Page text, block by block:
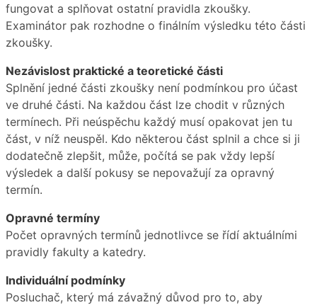
fungovat a splňovat ostatní pravidla zkoušky.
Examinátor pak rozhodne o finálním výsledku této části
zkoušky.
Nezávislost praktické a teoretické části
Splnění jedné části zkoušky není podmínkou pro účast
ve druhé části. Na každou část lze chodit v různých
termínech. Při neúspěchu každý musí opakovat jen tu
část, v níž neuspěl. Kdo některou část splnil a chce si ji
dodatečně zlepšit, může, počítá se pak vždy lepší
výsledek a další pokusy se nepovažují za opravný
termín.
Opravné termíny
Počet opravných termínů jednotlivce se řídí aktuálními
pravidly fakulty a katedry.
Individuální podmínky
Posluchač, který má závažný důvod pro to, aby